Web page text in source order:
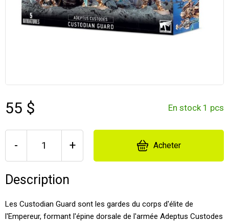
55 $ En stock 1 pcs
- + Acheter
Description
Les Custodian Guard sont les gardes du corps d'élite de
l'Empereur, formant l'épine dorsale de l'armée Adeptus Custodes